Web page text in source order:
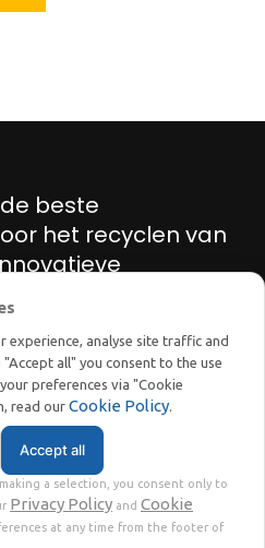
beste
het recyclen van
voor de
transitie
© 2023 | P. Iva. IT02360630301 |Privacy |Terms
experience, analyse site traffic and
all" you consent to the use
preferences via "Cookie
read our Cookie Policy.
Accept all
a selection, you consent only to
Privacy Policy and Cookie
at any time from the footer of